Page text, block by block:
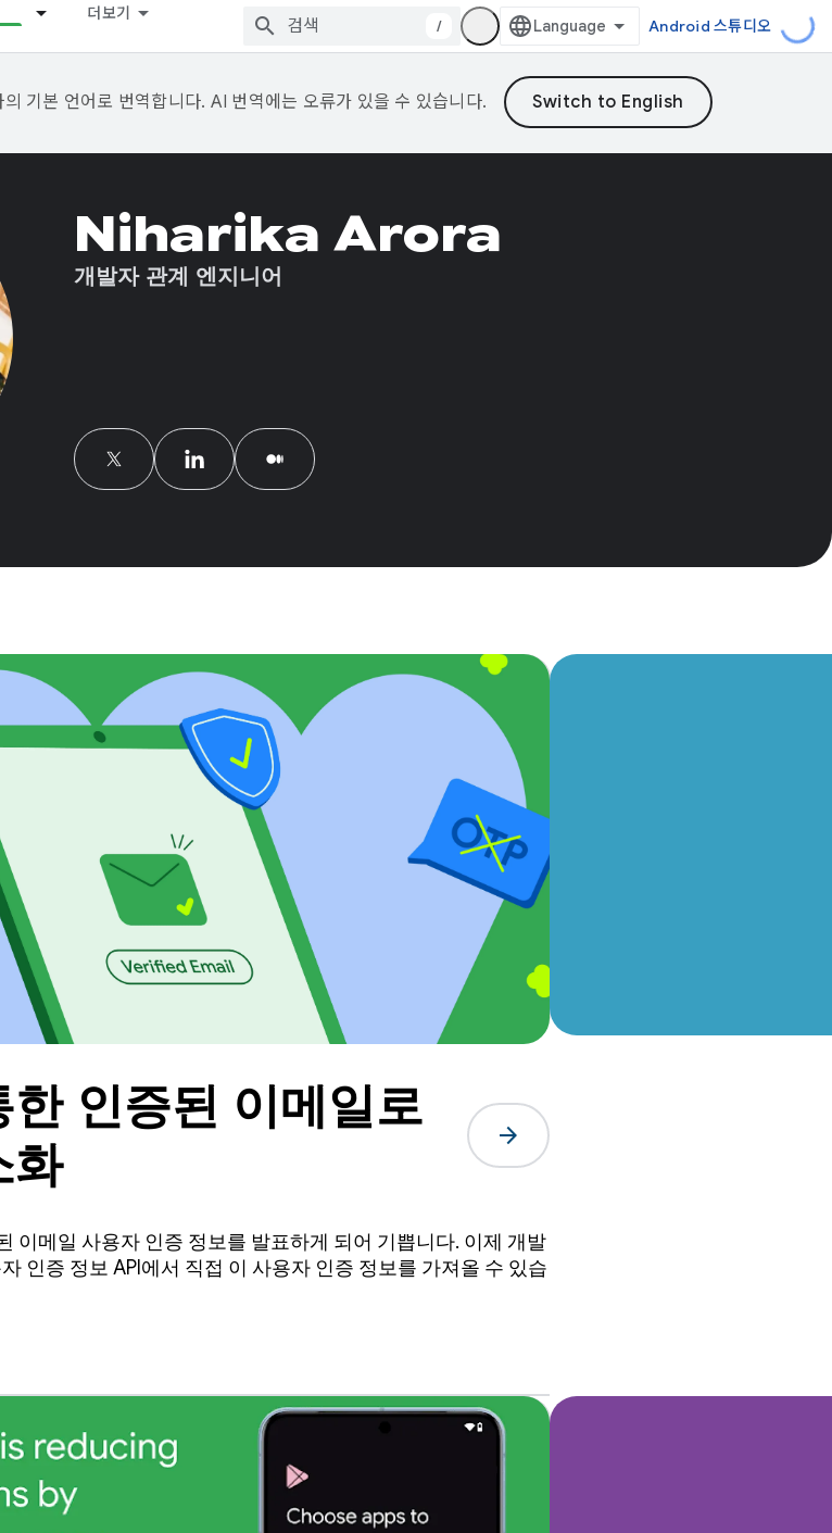
더보기
/ Android 스튜디오
기본 언어로 번역합니다. AI 번역에는 오류가 있을 수 있습니다.
Niharika Arora
개발자 관계 엔지니어
인증된 이메일로
화
arrow_forward
이메일 사용자 인증 정보를 발표하게 되어 기쁩니다. 이제 개발
인증 정보 API에서 직접 이 사용자 인증 정보를 가져올 수 있습